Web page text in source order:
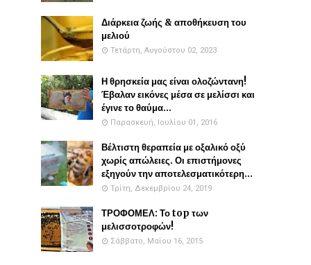
Διάρκεια ζωής & αποθήκευση του
μελιού
Τετάρτη, Αυγούστου 02, 2023
Η θρησκεία μας είναι ολοζώντανη!
Έβαλαν εικόνες μέσα σε μελίσσι και
έγινε το θαύμα...
Παρασκευή, Ιουλίου 01, 2016
Βέλτιστη θεραπεία με οξαλικό οξύ
χωρίς απώλειες. Οι επιστήμονες
εξηγούν την αποτελεσματικότερη...
Τρίτη, Δεκεμβρίου 24, 2019
ΤΡΟΦΟΜΕΛ: Το top των
μελισσοτροφών!
Σάββατο, Μαΐου 16, 2015